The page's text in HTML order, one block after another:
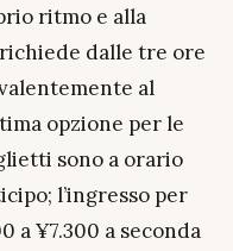
ritmo e alla
dalle tre ore
al
opzione per le
sono a orario
l’ingresso per
a ¥7.300 a seconda